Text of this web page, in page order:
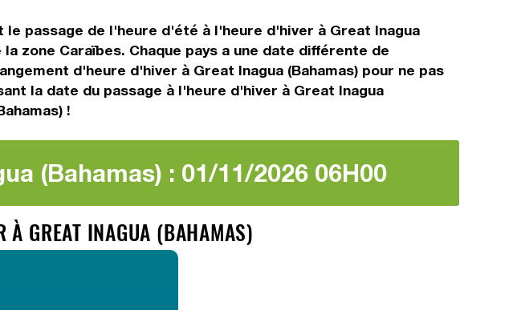
le passage de l'heure d'été à l'heure d'hiver à Great Inagua
zone Caraïbes. Chaque pays a une date différente de
d'heure d'hiver à Great Inagua (Bahamas) pour ne pas
la date du passage à l'heure d'hiver à Great Inagua
!
(Bahamas) : 01/11/2026 06H00
À GREAT INAGUA (BAHAMAS)